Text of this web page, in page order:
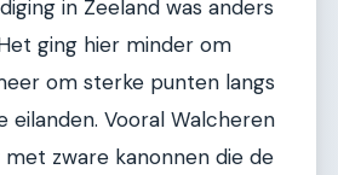
in Zeeland was anders
ging hier minder om
om sterke punten langs
eilanden. Vooral Walcheren
zware kanonnen die de